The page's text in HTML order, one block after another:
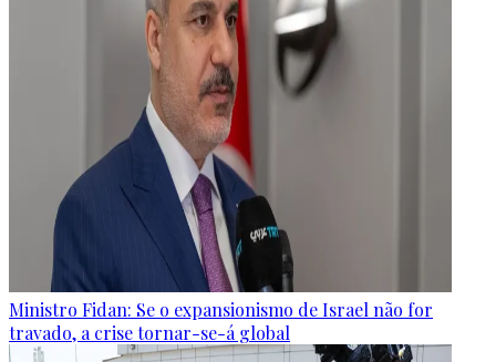
Ministro Fidan: Se o expansionismo de Israel não for
travado, a crise tornar-se-á global